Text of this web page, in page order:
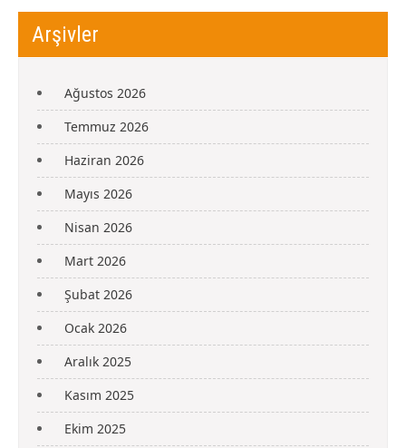
Arşivler
Ağustos 2026
Temmuz 2026
Haziran 2026
Mayıs 2026
Nisan 2026
Mart 2026
Şubat 2026
Ocak 2026
Aralık 2025
Kasım 2025
Ekim 2025